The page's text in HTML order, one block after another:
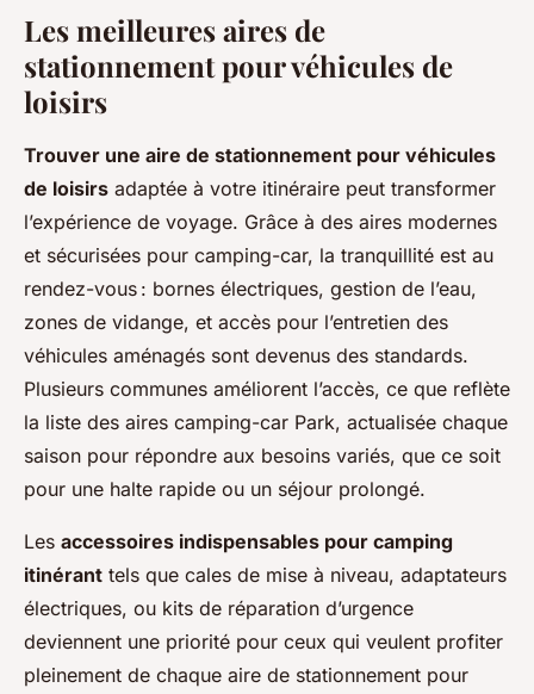
Les meilleures aires de
stationnement pour véhicules de
loisirs
Trouver une aire de stationnement pour véhicules
de loisirs adaptée à votre itinéraire peut transformer
l’expérience de voyage. Grâce à des aires modernes
et sécurisées pour camping-car, la tranquillité est au
rendez-vous : bornes électriques, gestion de l’eau,
zones de vidange, et accès pour l’entretien des
véhicules aménagés sont devenus des standards.
Plusieurs communes améliorent l’accès, ce que reflète
la liste des aires camping-car Park, actualisée chaque
saison pour répondre aux besoins variés, que ce soit
pour une halte rapide ou un séjour prolongé.
Les accessoires indispensables pour camping
itinérant tels que cales de mise à niveau, adaptateurs
électriques, ou kits de réparation d’urgence
deviennent une priorité pour ceux qui veulent profiter
pleinement de chaque aire de stationnement pour